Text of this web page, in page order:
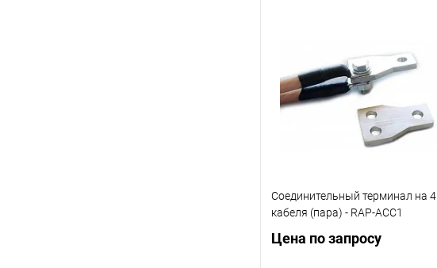
Купить в 1 клик Сравнение
В избранное
Соединительный терминал на 4
кабеля (пара) - RAP-ACC1
Цена по запросу